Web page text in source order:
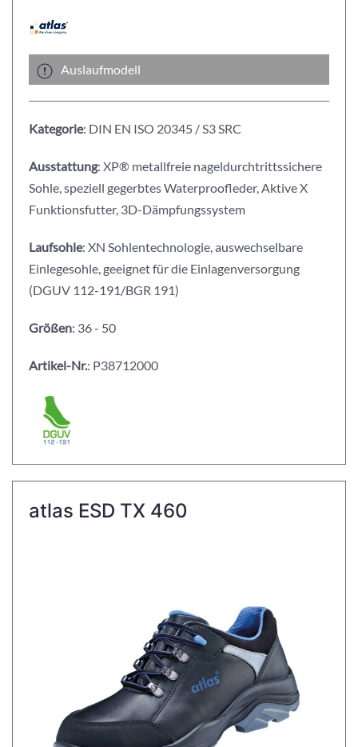
Auslaufmodell
Kategorie: DIN EN ISO 20345 / S3 SRC
Ausstattung: XP® metallfreie nageldurchtrittssichere
Sohle, speziell gegerbtes Waterproofleder, Aktive X
Funktionsfutter, 3D-Dämpfungssystem
Laufsohle: XN Sohlentechnologie, auswechselbare
Einlegesohle, geeignet für die Einlagenversorgung
(DGUV 112-191/BGR 191)
Größen: 36 - 50
Artikel-Nr.: P38712000
atlas ESD TX 460